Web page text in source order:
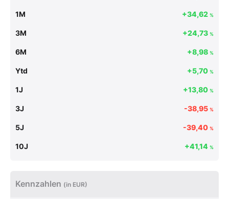
1M +34,62 %
3M +24,73 %
6M +8,98 %
Ytd +5,70 %
1J +13,80 %
3J -38,95 %
5J -39,40 %
10J +41,14 %
Kennzahlen (in EUR)